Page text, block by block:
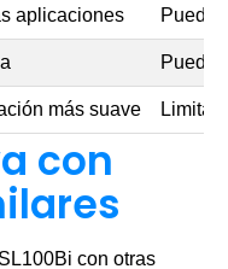
aplicaciones Puede
Puede
más suave
con
con otras